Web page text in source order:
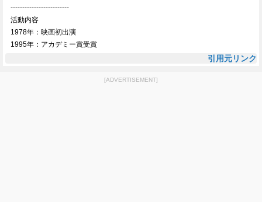
-------------------------
活動内容
1978年：映画初出演
1995年：アカデミー賞受賞
引用元リンク
[ADVERTISEMENT]